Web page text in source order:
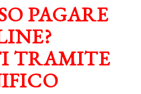
PAGARE
TRAMITE